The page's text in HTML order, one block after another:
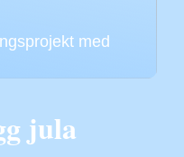
med
jula